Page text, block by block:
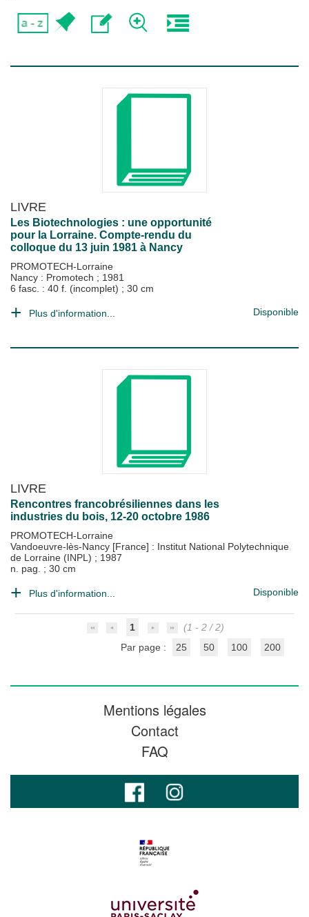
LIVRE
Les Biotechnologies : une opportunité
pour la Lorraine. Compte-rendu du
colloque du 13 juin 1981 à Nancy
PROMOTECH-Lorraine
Nancy : Promotech ; 1981
6 fasc. : 40 f. (incomplet) ; 30 cm
Plus d'information... Disponible
LIVRE
Rencontres francobrésiliennes dans les
industries du bois, 12-20 octobre 1986
PROMOTECH-Lorraine
Vandoeuvre-lès-Nancy [France] : Institut National Polytechnique
de Lorraine (INPL) ; 1987
n. pag. ; 30 cm
Plus d'information... Disponible
1
(1 - 2 / 2)
Par page :
25 50 100 200
Mentions légales
Contact
FAQ